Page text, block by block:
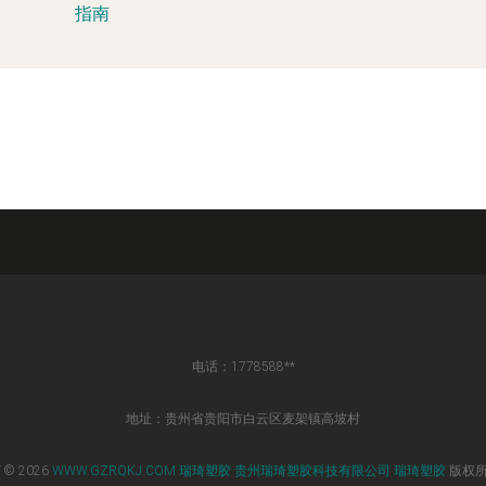
指南
电话：1778588**
地址：贵州省贵阳市白云区麦架镇高坡村
© 2026 WWW.GZRQKJ.COM 瑞琦塑胶 贵州瑞琦塑胶科技有限公司 瑞琦塑胶 版权